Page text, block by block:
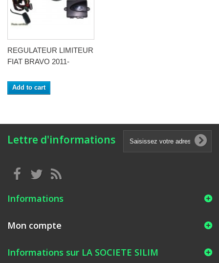
REGULATEUR LIMITEUR
FIAT BRAVO 2011-
Add to cart
Lettre d'informations
Informations
Mon compte
Informations sur LA SOCIETE SILIM